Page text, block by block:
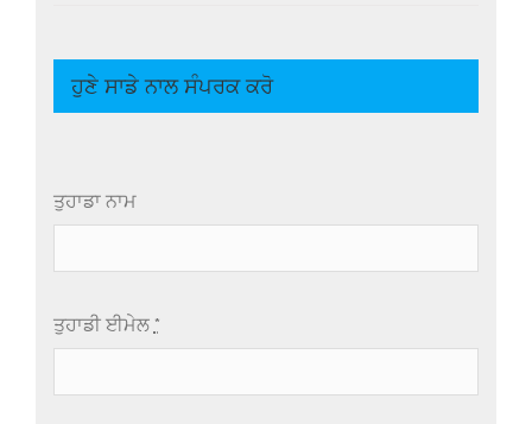
ਹੁਣੇ ਸਾਡੇ ਨਾਲ ਸੰਪਰਕ ਕਰੋ
ਤੁਹਾਡਾ ਨਾਮ
ਤੁਹਾਡੀ ਈਮੇਲ *